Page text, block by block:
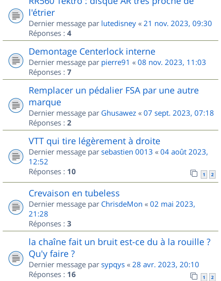
l'étrier
Dernier message par lutedisney « 21 nov. 2023, 09:30
Réponses : 4
Demontage Centerlock interne
Dernier message par pierre91 « 08 nov. 2023, 11:03
Réponses : 7
Remplacer un pédalier FSA par une autre
marque
Dernier message par Ghusawez « 07 sept. 2023, 07:18
Réponses : 2
VTT qui tire légèrement à droite
Dernier message par sebastien 0013 « 04 août 2023,
12:52
Réponses : 10 1 2
Crevaison en tubeless
Dernier message par ChrisdeMon « 02 mai 2023,
21:28
Réponses : 3
la chaîne fait un bruit est-ce du à la rouille ?
Qu'y faire ?
Dernier message par sypqys « 28 avr. 2023, 20:10
Réponses : 16 1 2